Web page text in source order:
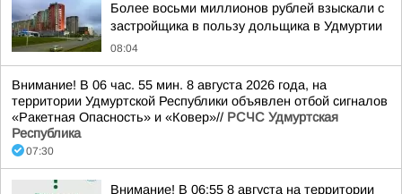
Более восьми миллионов рублей взыскали с
застройщика в пользу дольщика в Удмуртии
08:04
Внимание! В 06 час. 55 мин. 8 августа 2026 года, на
территории Удмуртской Республики объявлен отбой сигналов
«Ракетная Опасность» и «Ковер»// РСЧС Удмуртская
Республика
07:30
Внимание! В 06:55 8 августа на территории